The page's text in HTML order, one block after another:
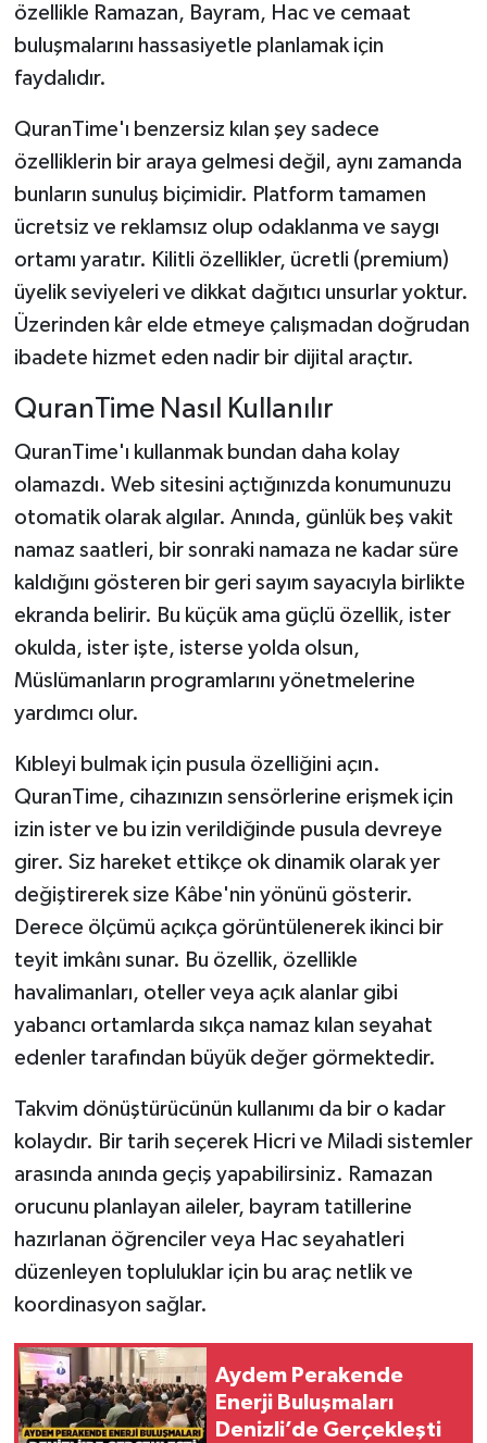
özellikle Ramazan, Bayram, Hac ve cemaat
buluşmalarını hassasiyetle planlamak için
faydalıdır.
QuranTime'ı benzersiz kılan şey sadece
özelliklerin bir araya gelmesi değil, aynı zamanda
bunların sunuluş biçimidir. Platform tamamen
ücretsiz ve reklamsız olup odaklanma ve saygı
ortamı yaratır. Kilitli özellikler, ücretli (premium)
üyelik seviyeleri ve dikkat dağıtıcı unsurlar yoktur.
Üzerinden kâr elde etmeye çalışmadan doğrudan
ibadete hizmet eden nadir bir dijital araçtır.
QuranTime Nasıl Kullanılır
QuranTime'ı kullanmak bundan daha kolay
olamazdı. Web sitesini açtığınızda konumunuzu
otomatik olarak algılar. Anında, günlük beş vakit
namaz saatleri, bir sonraki namaza ne kadar süre
kaldığını gösteren bir geri sayım sayacıyla birlikte
ekranda belirir. Bu küçük ama güçlü özellik, ister
okulda, ister işte, isterse yolda olsun,
Müslümanların programlarını yönetmelerine
yardımcı olur.
Kıbleyi bulmak için pusula özelliğini açın.
QuranTime, cihazınızın sensörlerine erişmek için
izin ister ve bu izin verildiğinde pusula devreye
girer. Siz hareket ettikçe ok dinamik olarak yer
değiştirerek size Kâbe'nin yönünü gösterir.
Derece ölçümü açıkça görüntülenerek ikinci bir
teyit imkânı sunar. Bu özellik, özellikle
havalimanları, oteller veya açık alanlar gibi
yabancı ortamlarda sıkça namaz kılan seyahat
edenler tarafından büyük değer görmektedir.
Takvim dönüştürücünün kullanımı da bir o kadar
kolaydır. Bir tarih seçerek Hicri ve Miladi sistemler
arasında anında geçiş yapabilirsiniz. Ramazan
orucunu planlayan aileler, bayram tatillerine
hazırlanan öğrenciler veya Hac seyahatleri
düzenleyen topluluklar için bu araç netlik ve
koordinasyon sağlar.
Aydem Perakende
Enerji Buluşmaları
Denizli’de Gerçekleşti